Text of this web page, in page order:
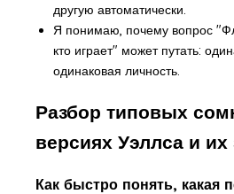
другую автоматически.
Я понимаю, почему вопрос
кто играет" может путать:
одинаковая личность.
Разбор типовых
версиях Уэллса и их
Как быстро понять, какая